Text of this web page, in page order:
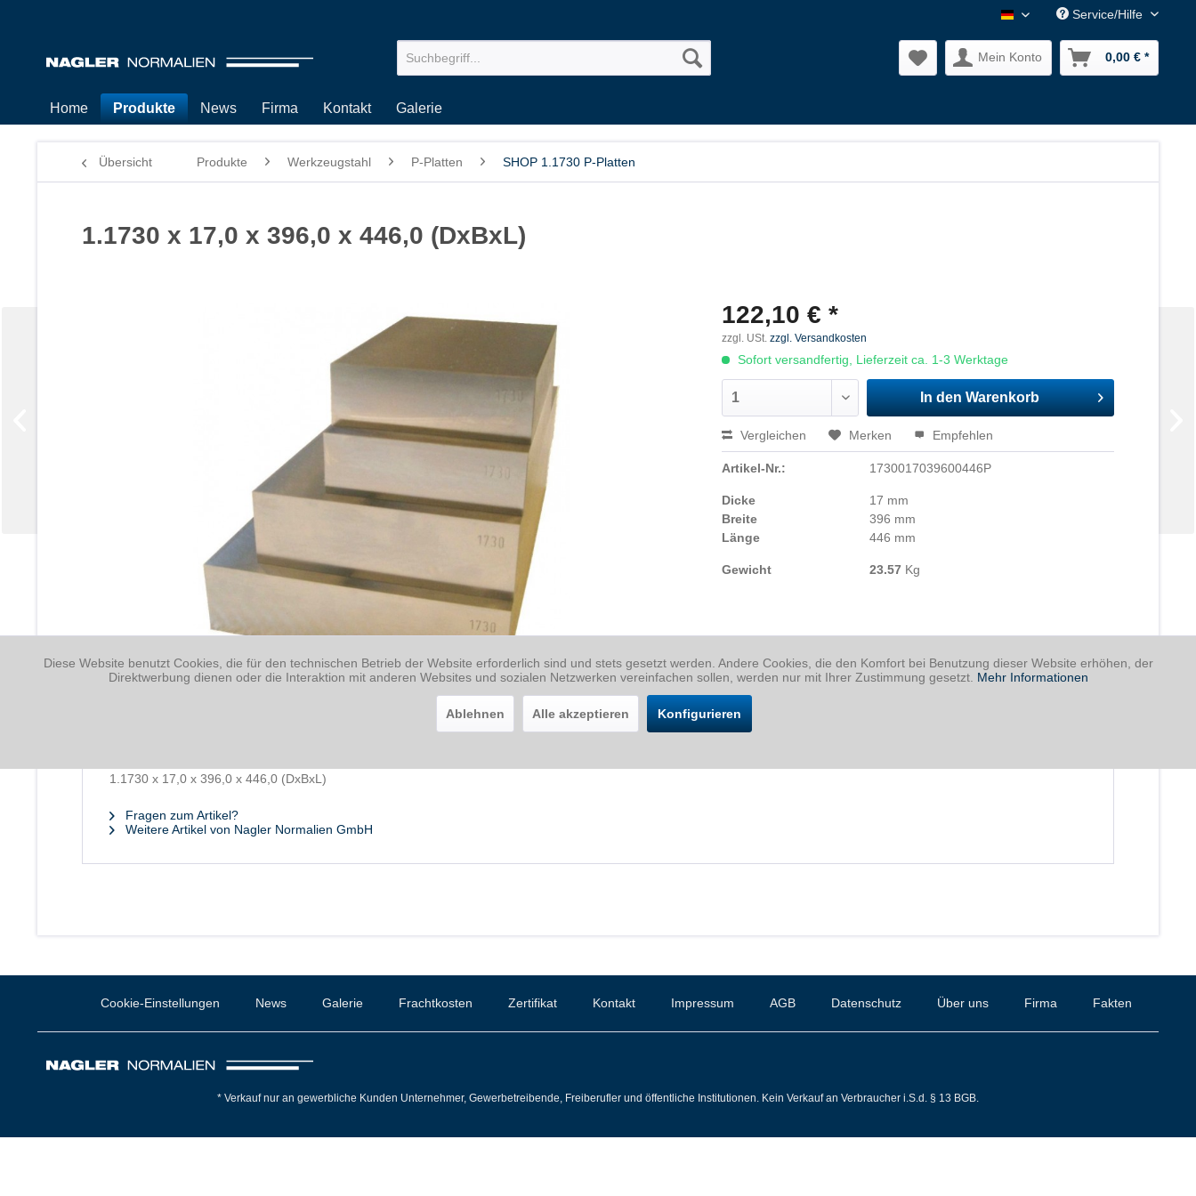
Nagler Normalien DE
Service/Hilfe
Mein Konto 0,00 € *
Home Produkte News Firma Kontakt Galerie
Übersicht Produkte Werkzeugstahl P-Platten SHOP 1.1730 P-Platten
1.1730 x 17,0 x 396,0 x 446,0 (DxBxL)
122,10 € *
zzgl. USt.zzgl. Versandkosten
Sofort versandfertig, Lieferzeit ca. 1-3 Werktage
In den Warenkorb
Vergleichen Merken Empfehlen
Artikel-Nr.: 1730017039600446P
Dicke
17 mm
Breite
396 mm
Länge
446 mm
Gewicht 23.57 Kg
1.1730 x 17,0 x 396,0 x 446,0 (DxBxL)
Fragen zum Artikel?
Weitere Artikel von Nagler Normalien GmbH
Fakten
Firma
Über uns
Datenschutz
AGB
Impressum
Kontakt
Zertifikat
Frachtkosten
Galerie
News
Cookie-Einstellungen
* Verkauf nur an gewerbliche Kunden Unternehmer, Gewerbetreibende, Freiberufler und öffentliche Institutionen. Kein Verkauf an Verbraucher i.S.d. § 13 BGB.
Diese Website benutzt Cookies, die für den technischen Betrieb der Website erforderlich sind und stets gesetzt werden. Andere Cookies, die den Komfort bei Benutzung dieser Website erhöhen, der
Direktwerbung dienen oder die Interaktion mit anderen Websites und sozialen Netzwerken vereinfachen sollen, werden nur mit Ihrer Zustimmung gesetzt. Mehr Informationen
Ablehnen Alle akzeptieren Konfigurieren